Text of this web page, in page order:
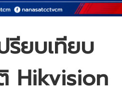
รียบเทียบ
Hikvision